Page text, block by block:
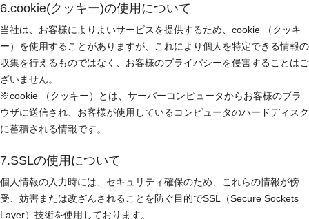
6.cookie(クッキー)の使用について
当社は、お客様によりよいサービスを提供するため、cookie （クッキ
ー）を使用することがありますが、これにより個人を特定できる情報の
収集を行えるものではなく、お客様のプライバシーを侵害することはご
ざいません。
※cookie （クッキー）とは、サーバーコンピュータからお客様のブラ
ウザに送信され、お客様が使用しているコンピュータのハードディスク
に蓄積される情報です。
7.SSLの使用について
個人情報の入力時には、セキュリティ確保のため、これらの情報が傍
受、妨害または改ざんされることを防ぐ目的でSSL（Secure Sockets
Layer）技術を使用しております。